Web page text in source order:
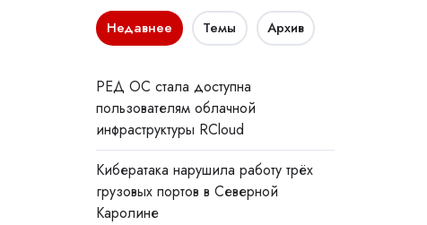
Недавнее Темы Архив
РЕД ОС стала доступна
пользователям облачной
инфраструктуры RCloud
Кибератака нарушила работу трёх
грузовых портов в Северной
Каролине